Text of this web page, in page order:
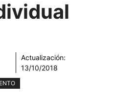
Actualización:
13/10/2018